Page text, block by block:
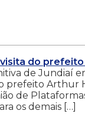
do
de Jundiaí
prefeito
de
os demais […]